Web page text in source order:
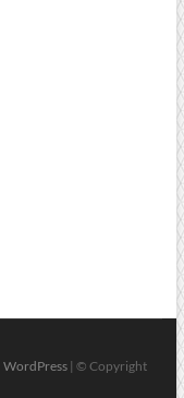
WordPress| © Copyright